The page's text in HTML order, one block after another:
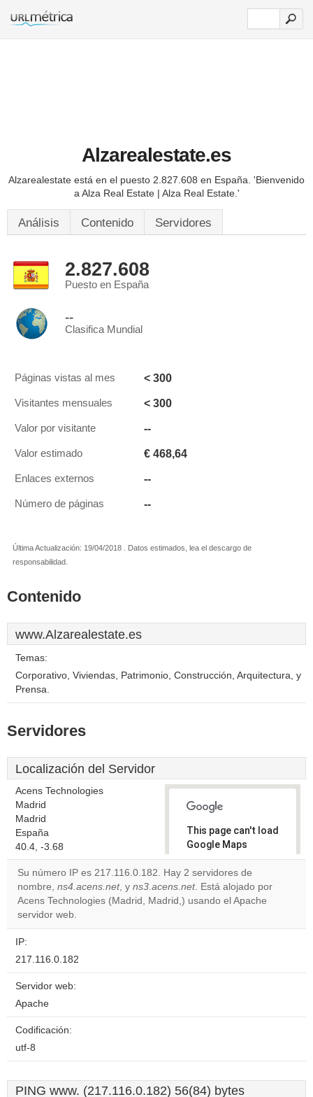
Alzarealestate.es
Alzarealestate está en el puesto 2.827.608 en España. 'Bienvenido
a Alza Real Estate | Alza Real Estate.'
Análisis Contenido Servidores
2.827.608
Puesto en España
--
Clasifica Mundial
Páginas vistas al mes < 300
Visitantes mensuales < 300
Valor por visitante --
Valor estimado € 468,64
Enlaces externos --
Número de páginas --
Última Actualización: 19/04/2018 . Datos estimados, lea el descargo de
responsabilidad.
Contenido
www.Alzarealestate.es
Temas:
Corporativo, Viviendas, Patrimonio, Construcción, Arquitectura, y
Prensa.
Servidores
Localización del Servidor
Acens Technologies
Madrid
Madrid
España
40.4, -3.68
This page can't load
Google Maps
correctly.
Do you
own this
OK
Su número IP es 217.116.0.182. Hay 2 servidores de
nombre, ns4.acens.net, y ns3.acens.net. Está alojado por
Acens Technologies (Madrid, Madrid,) usando el Apache
servidor web.
IP:
217.116.0.182
Servidor web:
Apache
Codificación:
utf-8
PING www. (217.116.0.182) 56(84) bytes